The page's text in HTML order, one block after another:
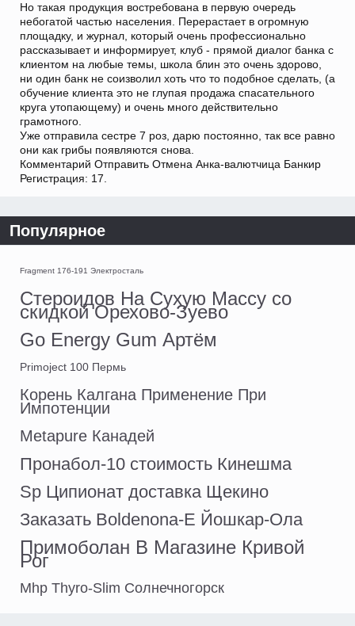
Но такая продукция востребована в первую очередь
небогатой частью населения. Перерастает в огромную
площадку, и журнал, который очень профессионально
рассказывает и информирует, клуб - прямой диалог банка с
клиентом на любые темы, школа блин это очень здорово,
ни один банк не соизволил хоть что то подобное сделать, (а
обучение клиента это не глупая продажа спасательного
круга утопающему) и очень много действительно
грамотного.
Уже отправила сестре 7 роз, дарю постоянно, так все равно
они как грибы появляются снова.
Комментарий Отправить Отмена Анка-валютчица Банкир
Регистрация: 17.
Популярное
Fragment 176-191 Электросталь
Стероидов На Сухую Массу со
скидкой Орехово-Зуево
Go Energy Gum Артём
Primoject 100 Пермь
Корень Калгана Применение При
Импотенции
Metapure Канадей
Пронабол-10 стоимость Кинешма
Sp Ципионат доставка Щекино
Заказать Boldenona-E Йошкар-Ола
Примоболан В Магазине Кривой
Рог
Mhp Thyro-Slim Солнечногорск